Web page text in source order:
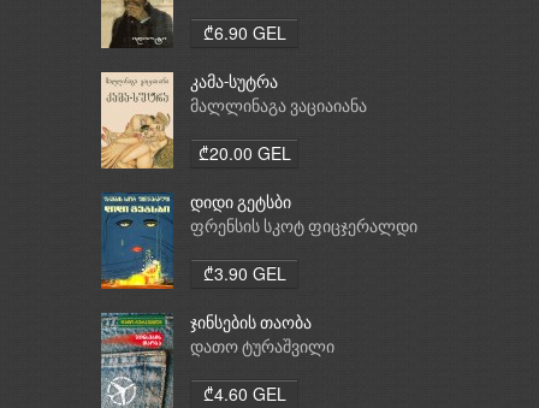
₾6.90 GEL
კამა-სუტრა
მალლინაგა ვაციაიანა
₾20.00 GEL
დიდი გეტსბი
ფრენსის სკოტ ფიცჯერალდი
₾3.90 GEL
ჯინსების თაობა
დათო ტურაშვილი
₾4.60 GEL